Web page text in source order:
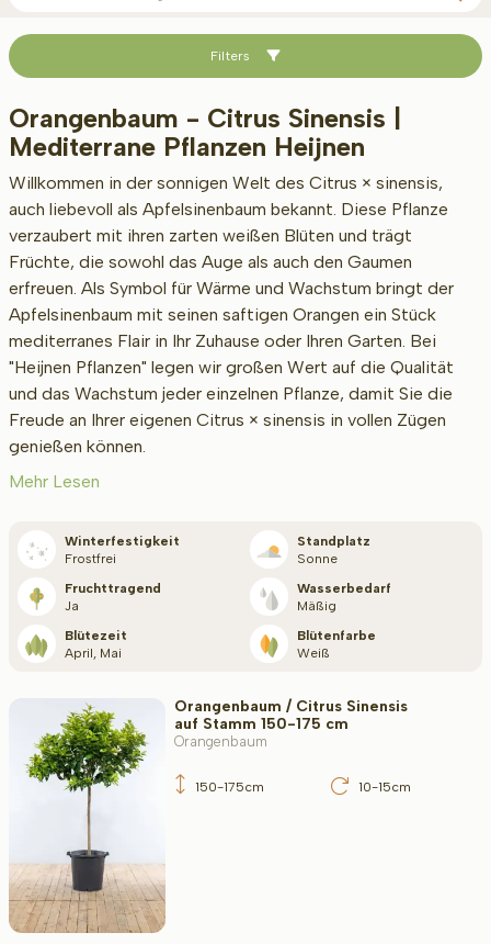
Sortieren nach
Beschikbaar
Höhe inkl. Topf (cm)
Umfang des Stamms (cm)
Typ
Blütezeit
Filters
Orangenbaum - Citrus Sinensis |
Mediterrane Pflanzen Heijnen
Willkommen in der sonnigen Welt des Citrus × sinensis,
auch liebevoll als Apfelsinenbaum bekannt. Diese Pflanze
verzaubert mit ihren zarten weißen Blüten und trägt
Früchte, die sowohl das Auge als auch den Gaumen
erfreuen. Als Symbol für Wärme und Wachstum bringt der
Apfelsinenbaum mit seinen saftigen Orangen ein Stück
mediterranes Flair in Ihr Zuhause oder Ihren Garten. Bei
"Heijnen Pflanzen" legen wir großen Wert auf die Qualität
und das Wachstum jeder einzelnen Pflanze, damit Sie die
Freude an Ihrer eigenen Citrus × sinensis in vollen Zügen
genießen können.
Mehr Lesen
Winterfestigkeit
Frostfrei
Standplatz
Sonne
Fruchttragend
Ja
Wasserbedarf
Mäßig
Blütezeit
April, Mai
Blütenfarbe
Weiß
Orangenbaum / Citrus Sinensis
auf Stamm 150-175 cm
Orangenbaum
150-175cm 10-15cm